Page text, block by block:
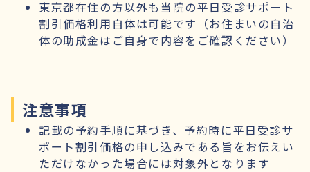
東京都在住の方以外も当院の平日受診サポート
割引価格利用自体は可能です（お住まいの自治
体の助成金はご自身で内容をご確認ください）
注意事項
記載の予約手順に基づき、予約時に平日受診サ
ポート割引価格の申し込みである旨をお伝えい
ただけなかった場合には対象外となります